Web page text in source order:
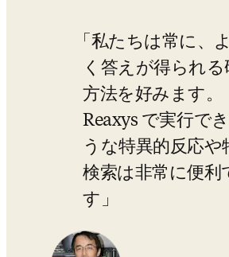
私たちは常に、
く答えが得られる
方法を好みます。
Reaxys で実行で
うな特異的反応や
検索は非常に便利
す